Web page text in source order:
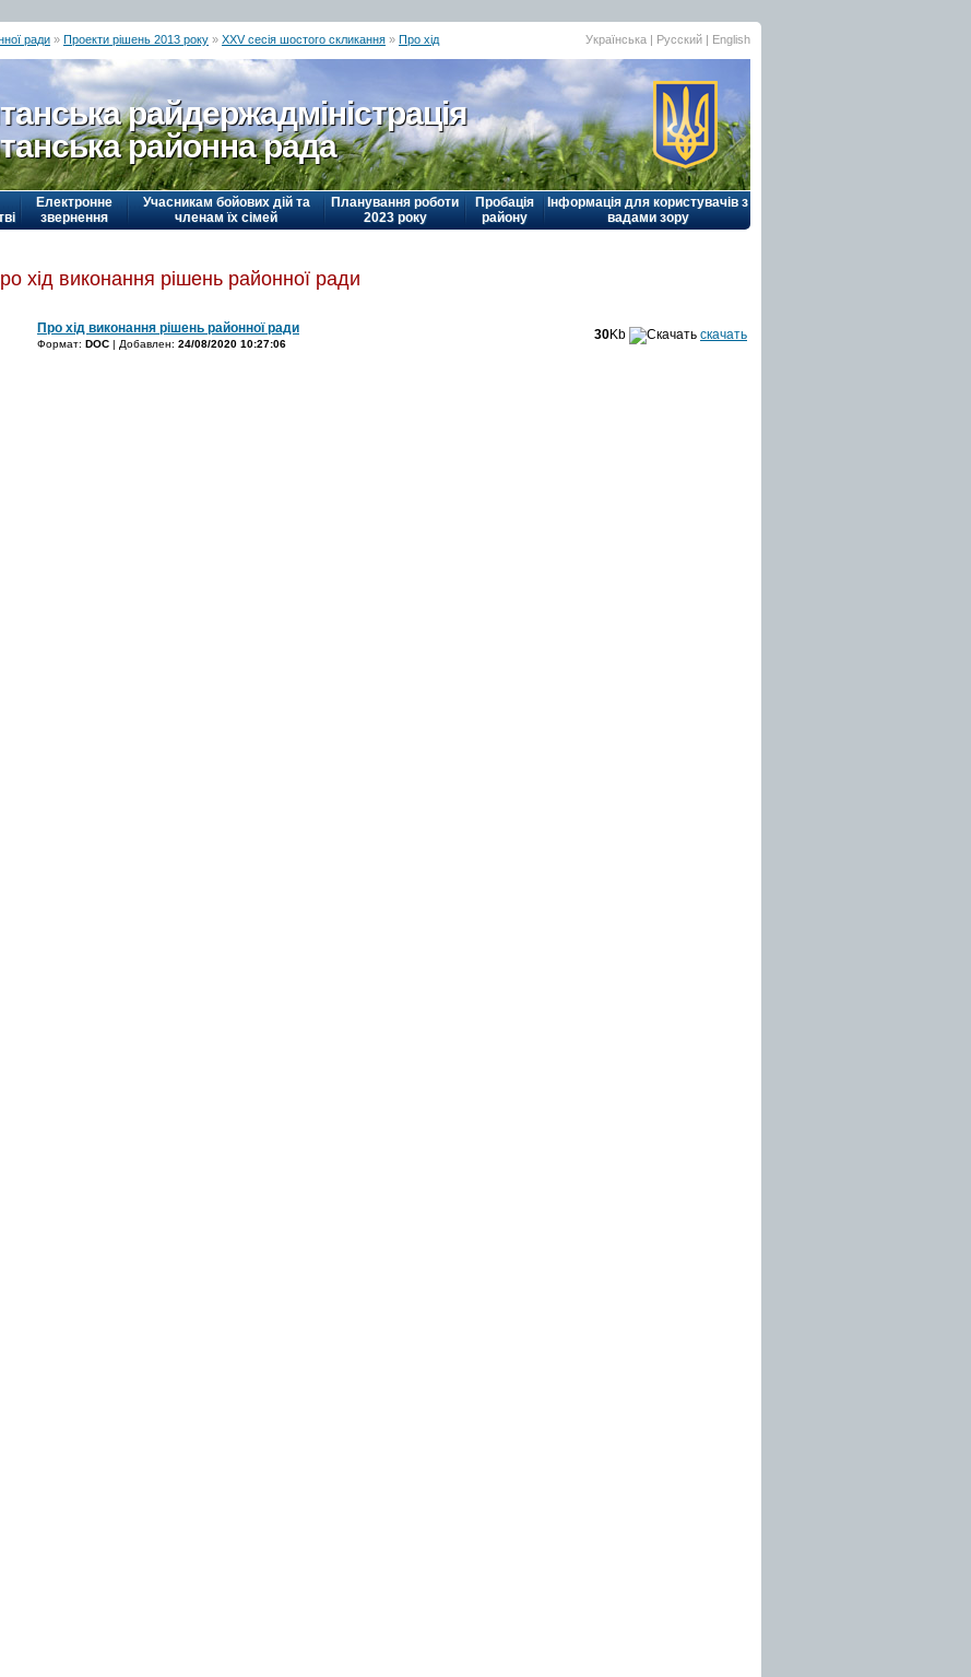
ради » Проекти рішень 2013 року » ХХV сесія шостого скликання » Про хід
Українська | Русский | English
райдержадміністрація
районна рада
Електронне
звернення
Учасникам бойових дій та
членам їх сімей
Планування роботи
2023 року
Пробація
району
Інформація для користувачів з
вадами зору
хід виконання рішень районної ради
Про хід виконання рішень районної ради
Формат: DOC | Добавлен: 24/08/2020 10:27:06
30Kb скачать